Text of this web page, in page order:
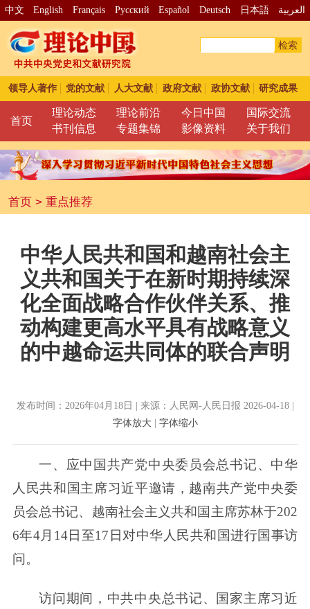
中文 English Français Pусский Español Deutsch 日本語 العربية
检索
领导人著作 党的文献 人大文献 政府文献 政协文献 研究成果
首页
理论动态 理论前沿 今日中国
国际交流
书刊信息
专题集锦 影像资料 关于我们
首页> 重点推荐
中华人民共和国和越南社会主
义共和国关于在新时期持续深
化全面战略合作伙伴关系、推
动构建更高水平具有战略意义
的中越命运共同体的联合声明
发布时间：2026年04月18日 | 来源：人民网-人民日报 2026-04-18 |
字体放大| 字体缩小
一、应中国共产党中央委员会总书记、中华
人民共和国主席习近平邀请，越南共产党中央委
员会总书记、越南社会主义共和国主席苏林于202
6年4月14日至17日对中华人民共和国进行国事访
问。
访问期间，中共中央总书记、国家主席习近